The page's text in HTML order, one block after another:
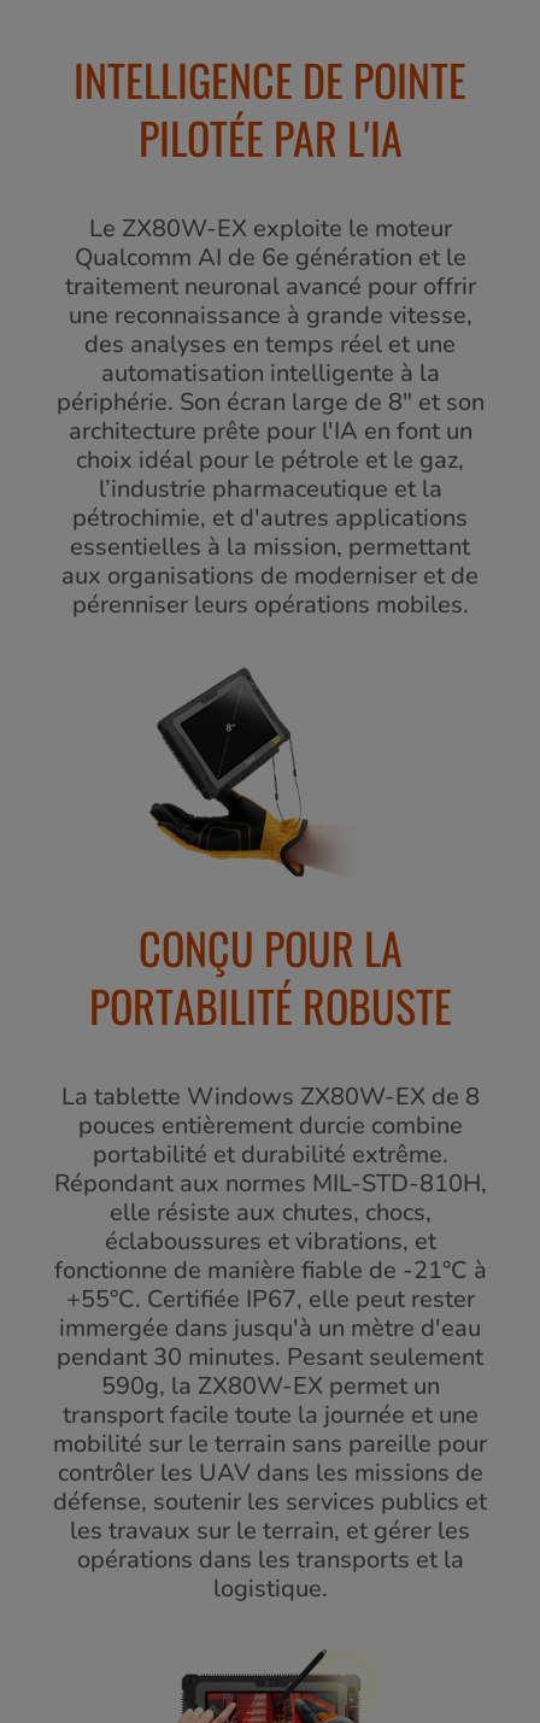
INTELLIGENCE DE POINTE
PILOTÉE PAR L'IA
Le ZX80W-EX exploite le moteur
Qualcomm AI de 6e génération et le
traitement neuronal avancé pour offrir
une reconnaissance à grande vitesse,
des analyses en temps réel et une
automatisation intelligente à la
périphérie. Son écran large de 8" et son
architecture prête pour l'IA en font un
choix idéal pour le pétrole et le gaz,
l’industrie pharmaceutique et la
pétrochimie, et d'autres applications
essentielles à la mission, permettant
aux organisations de moderniser et de
pérenniser leurs opérations mobiles.
CONÇU POUR LA
PORTABILITÉ ROBUSTE
La tablette Windows ZX80W-EX de 8
pouces entièrement durcie combine
portabilité et durabilité extrême.
Répondant aux normes MIL-STD-810H,
elle résiste aux chutes, chocs,
éclaboussures et vibrations, et
fonctionne de manière fiable de -21°C à
+55°C. Certifiée IP67, elle peut rester
immergée dans jusqu'à un mètre d'eau
pendant 30 minutes. Pesant seulement
590g, la ZX80W-EX permet un
transport facile toute la journée et une
mobilité sur le terrain sans pareille pour
contrôler les UAV dans les missions de
défense, soutenir les services publics et
les travaux sur le terrain, et gérer les
opérations dans les transports et la
logistique.